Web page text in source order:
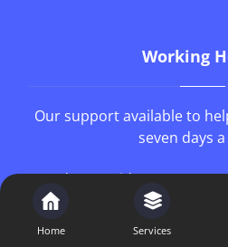
Working
Our support available to
seven days
Monday to Friday
Saturday
Home Services